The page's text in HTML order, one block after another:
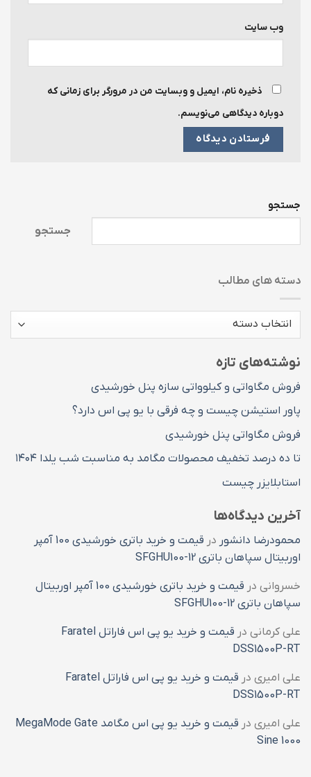
وب‌ سایت
ذخیره نام، ایمیل و وبسایت من در مرورگر برای زمانی که
دوباره دیدگاهی می‌نویسم.
جستجو
جستجو
دسته های مطالب
دسته
نوشته‌های تازه
فروش مگاواتی و کیلوواتی سازه پنل خورشیدی
پاور استیشن چیست و چه فرقی با یو پی اس دارد؟
فروش مگاواتی پنل خورشیدی
تا ده درصد تخفیف محصولات مگامد به مناسبت شب یلدا ۱۴۰۴
استابلایزر چیست
آخرین دیدگاه‌ها
محمودرضا دانشور در
قیمت و خرید باتری خورشیدی 100 آمپر
اوربیتال سپاهان باتری SFGHU100-12
خسروانی در
قیمت و خرید باتری خورشیدی 100 آمپر اوربیتال
سپاهان باتری SFGHU100-12
علی کرمانی در
قیمت و خرید یو پی اس فاراتل Faratel
DSS1500P-RT
علی امیری در
قیمت و خرید یو پی اس فاراتل Faratel
DSS1500P-RT
علی امیری در
قیمت و خرید یو پی اس مگامد MegaMode Gate
Sine 1000